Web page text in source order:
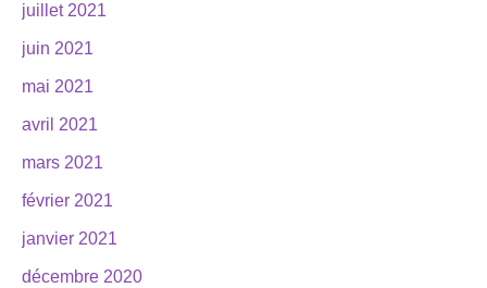
juillet 2021
juin 2021
mai 2021
avril 2021
mars 2021
février 2021
janvier 2021
décembre 2020